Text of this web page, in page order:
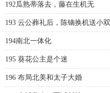
192瓜熟蒂落去，藤在生机无
193 云公葬礼后，陈镝换机送小双
194南北一体化
195 葵花公主是个迷
196 布局北美和太子大婚